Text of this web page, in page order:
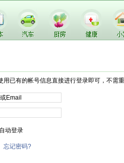
用已有的帐号信息直接进行登录即可，不需
动登录
忘记密码?